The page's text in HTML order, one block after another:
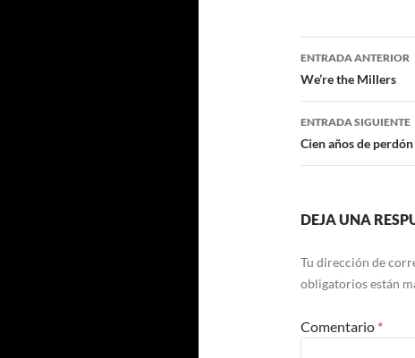
Navegación
de
entradas
ENTRADA ANTERIOR
We’re the Millers
ENTRADA SIGUIENTE
Cien años de perdón
DEJA UNA
Tu dirección de
obligatorios están
Comentario *